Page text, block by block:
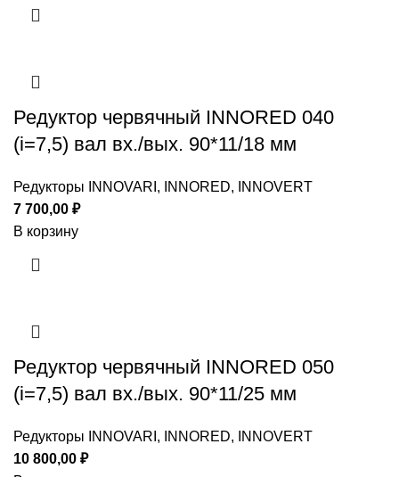
Редуктор червячный INNORED 040
(i=7,5) вал вх./вых. 90*11/18 мм
Редукторы INNOVARI, INNORED, INNOVERT
7 700,00 ₽
В корзину
Редуктор червячный INNORED 050
(i=7,5) вал вх./вых. 90*11/25 мм
Редукторы INNOVARI, INNORED, INNOVERT
10 800,00 ₽